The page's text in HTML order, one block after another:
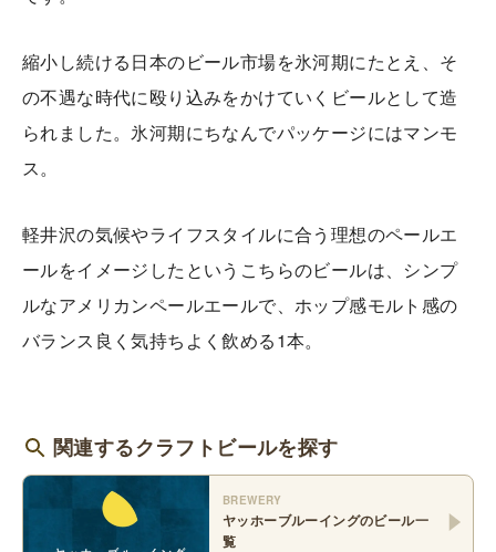
縮小し続ける日本のビール市場を氷河期にたとえ、そ
の不遇な時代に殴り込みをかけていくビールとして造
られました。氷河期にちなんでパッケージにはマンモ
ス。
軽井沢の気候やライフスタイルに合う理想のペールエ
ールをイメージしたというこちらのビールは、シンプ
ルなアメリカンペールエールで、ホップ感モルト感の
バランス良く気持ちよく飲める1本。
関連するクラフトビールを探す
BREWERY
ヤッホーブルーイングのビール一
覧